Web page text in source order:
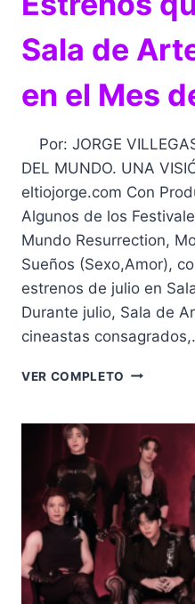
Sala de
en el Mes
Por: JORGE
DEL MUNDO. UNA
eltiojorge.com Con
Algunos de los
Mundo Resurrection,
Sueños (Sexo,Amor),
estrenos de julio en
Durante julio, Sala de
cineastas
VER COMPLETO ESTRENOS
A
SALA
DE
ARTE
CINÉPOLIS
EN
EL
MES
DE
JULIO